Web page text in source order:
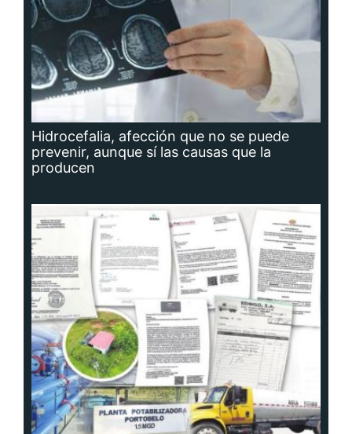
Hidrocefalia, afección que no se puede
prevenir, aunque sí las causas que la
producen